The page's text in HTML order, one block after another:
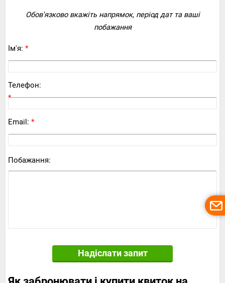
Обов'язково вкажіть напрямок, період дат та ваші
побажання
Ім'я: *
Телефон:
*
Email: *
Побажання:
Надіслати запит